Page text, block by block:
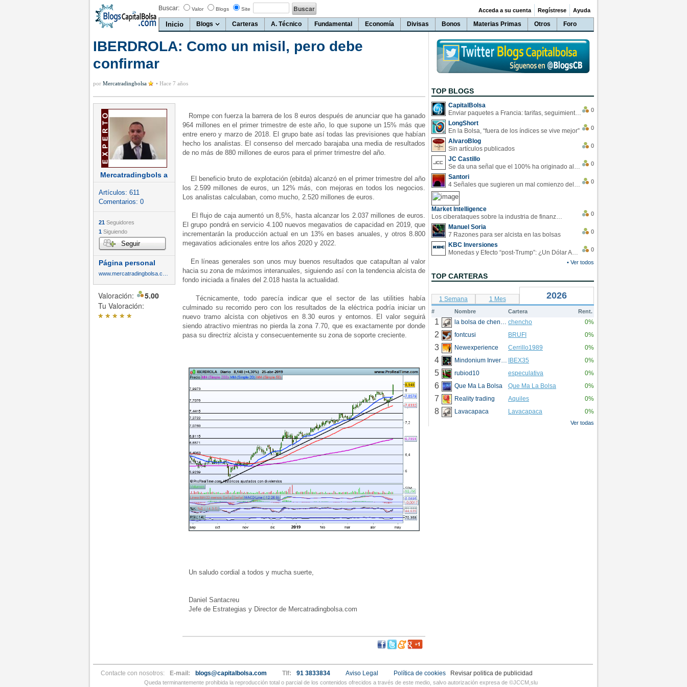
Buscar: Valor Blogs Site
Inicio Blogs Carteras A. Técnico Fundamental Economía Divisas Bonos Materias Primas Otros Foro
Acceda a su cuenta Regístrese Ayuda
IBERDROLA: Como un misil, pero debe
confirmar
por Mercatradingbolsa • Hace 7 años
Mercatradingbols a
Artículos: 611
Comentarios: 0
21 Seguidores
1 Siguiendo
Seguir
Página personal
Valoración:
5.00
Tu Valoración:
*****
Rompe con fuerza la barrera de los 8 euros después de anunciar que ha ganado
964 millones en el primer trimestre de este año, lo que supone un 15% más que
entre enero y marzo de 2018. El grupo bate así todas las previsiones que habían
hecho los analistas. El consenso del mercado barajaba una media de resultados
de no más de 880 millones de euros para el primer trimestre del año.
El beneficio bruto de explotación (ebitda) alcanzó en el primer trimestre del año
los 2.599 millones de euros, un 12% más, con mejoras en todos los negocios.
Los analistas calculaban, como mucho, 2.520 millones de euros.
El flujo de caja aumentó un 8,5%, hasta alcanzar los 2.037 millones de euros.
El grupo pondrá en servicio 4.100 nuevos megavatios de capacidad en 2019, que
incrementarán la producción actual en un 13% en bases anuales, y otros 8.800
megavatios adicionales entre los años 2020 y 2022.
En líneas generales son unos muy buenos resultados que catapultan al valor
hacia su zona de máximos interanuales, siguiendo así con la tendencia alcista de
fondo iniciada a finales del 2.018 hasta la actualidad.
Técnicamente, todo parecía indicar que el sector de las utilities había
culminado su recorrido pero con los resultados de la eléctrica podría iniciar un
nuevo tramo alcista con objetivos en 8.30 euros y entornos. El valor seguirá
siendo atractivo mientras no pierda la zona 7.70, que es exactamente por donde
pasa su directriz alcista y consecuentemente su zona de soporte creciente.
Un saludo cordial a todos y mucha suerte,
Daniel Santacreu
Jefe de Estrategias y Director de Mercatradingbolsa.com
TOP BLOGS
CapitalBolsa
Enviar paquetes a Francia: tarifas, seguimiento y ventajas destacadas
0
LongShort
En la Bolsa, “fuera de los índices se vive mejor”
0
AlvaroBlog
Sin artículos publicados
0
JC Castillo
Se da una señal que el 100% ha originado alzas en las bolsas
0
Santori
4 Señales que sugieren un mal comienzo del 3T de la economía EEUU
0
Market Intelligence
Los ciberataques sobre la industria de finanzas se han duplicado este año
0
Manuel Soria
7 Razones para ser alcista en las bolsas
0
KBC Inversiones
Monedas y Efecto “post-Trump”: ¿Un Dólar Americano operando en rangos?
0
• Ver todos
TOP CARTERAS
1 Semana 1 Mes 2026
# Nombre Cartera Rent.
1 la bolsa de chencho chencho 0%
2 fontcusi BRUFI 0%
3 Newexperience Cerrillo1989 0%
4 Mindonium Inversions IBEX35 0%
5 rubiod10 especulativa 0%
6 Que Ma La Bolsa Que Ma La Bolsa 0%
7 Reality trading Aquiles 0%
8 Lavacapaca Lavacapaca 0%
Ver todas
Contacte con nosotros: E-mail: blogs@capitalbolsa.com Tlf: 91 3833834 Aviso Legal Revisar politica de publicidad
Política de cookies
Queda terminantemente prohibida la reproducción total o parcial de los contenidos ofrecidos a través de este medio, salvo autorización expresa de ©JCCM,slu